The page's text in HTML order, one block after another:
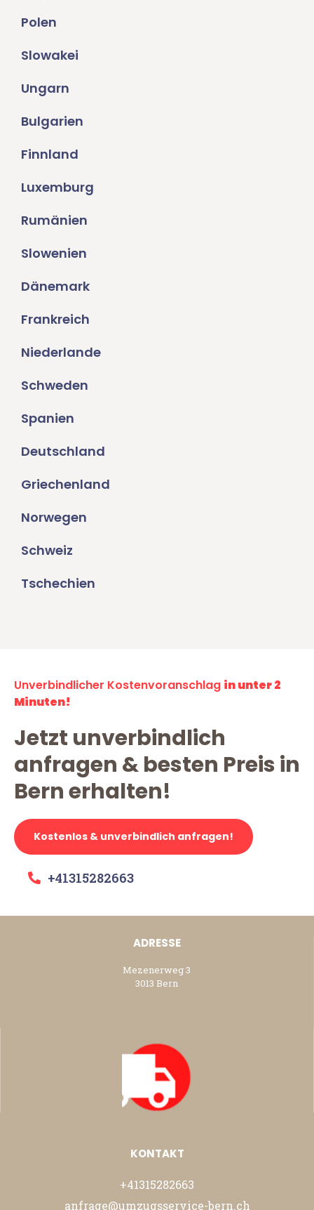
Polen
Slowakei
Ungarn
Bulgarien
Finnland
Luxemburg
Rumänien
Slowenien
Dänemark
Frankreich
Niederlande
Schweden
Spanien
Deutschland
Griechenland
Norwegen
Schweiz
Tschechien
Unverbindlicher Kostenvoranschlag in unter 2
Minuten!
Jetzt unverbindlich
anfragen & besten Preis in
Bern erhalten!
Kostenlos & unverbindlich anfragen!
+41315282663
ADRESSE
Mezenerweg 3
3013 Bern
KONTAKT
+41315282663
anfrage@umzugsservice-bern.ch